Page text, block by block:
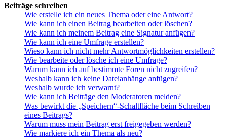
Beiträge schreiben
Wie erstelle ich ein neues Thema oder eine Antwort?
Wie kann ich einen Beitrag bearbeiten oder löschen?
Wie kann ich meinem Beitrag eine Signatur anfügen?
Wie kann ich eine Umfrage erstellen?
Wieso kann ich nicht mehr Antwortmöglichkeiten erstellen?
Wie bearbeite oder lösche ich eine Umfrage?
Warum kann ich auf bestimmte Foren nicht zugreifen?
Weshalb kann ich keine Dateianhänge anfügen?
Weshalb wurde ich verwarnt?
Wie kann ich Beiträge den Moderatoren melden?
Was bewirkt die „Speichern“-Schaltfläche beim Schreiben
eines Beitrags?
Warum muss mein Beitrag erst freigegeben werden?
Wie markiere ich ein Thema als neu?